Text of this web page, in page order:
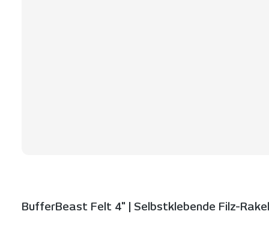
BufferBeast Felt 4" | Selbstklebende Filz-